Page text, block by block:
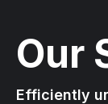
Our
Efficiently